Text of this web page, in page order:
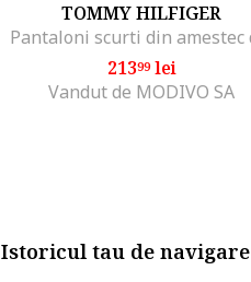
TOMMY HILFIGER
21399lei
Vandut de MODIVO SA
Istoricul tau de navigare